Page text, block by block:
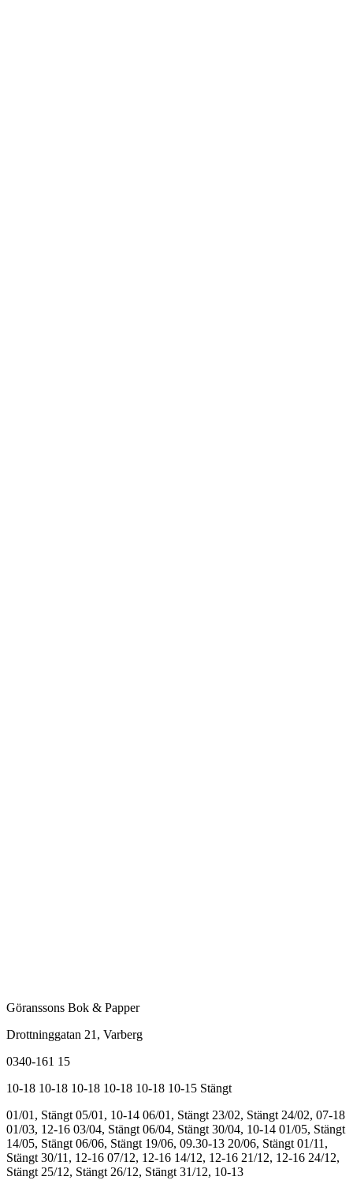
Göranssons Bok & Papper
Drottninggatan 21 , Varberg
0340-161 15
10-18 10-18 10-18 10-18 10-18 10-15 Stängt
01/01, Stängt 05/01, 10-14 06/01, Stängt 23/02, Stängt 24/02, 07-18
01/03, 12-16 03/04, Stängt 06/04, Stängt 30/04, 10-14 01/05, Stängt
14/05, Stängt 06/06, Stängt 19/06, 09.30-13 20/06, Stängt 01/11,
Stängt 30/11, 12-16 07/12, 12-16 14/12, 12-16 21/12, 12-16 24/12,
Stängt 25/12, Stängt 26/12, Stängt 31/12, 10-13